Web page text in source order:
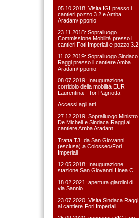
05.10.2018: Visita IGI presso i
cantieri pozzo 3.2 e Amba
Aradam/Ipponio
23.11.2018: Sopralluogo
Commissione Mobilità presso i
cantieri Foti Imperiali e pozzo 3.2
11.02.2019: Sopralluogo Sindaco
Raggi presso il cantiere Amba
Aradam/Ipponio
08.07.2019: Inaugurazione
corridoio della mobilità EUR
Laurentina - Tor Pagnotta
Accessi agli atti
27.12.2019: Sopralluogo Ministro
De Micheli e Sindaca Raggi al
cantiere Amba Aradam
Tratta T3: da San Giovanni
(esclusa) a Colosseo/Fori
Imperiali
12.05.2018: Inaugurazione
stazione San Giovanni Linea C
18.02.2021: apertura giardini di
via Sannio
23.07.2020: Visita Sindaca Raggi
al cantiere Fori Imperiali